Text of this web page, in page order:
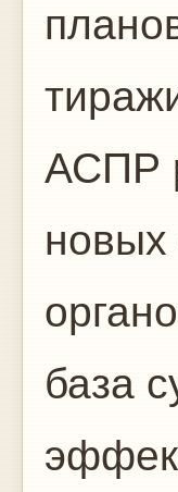
АСПР
новых
ба­за